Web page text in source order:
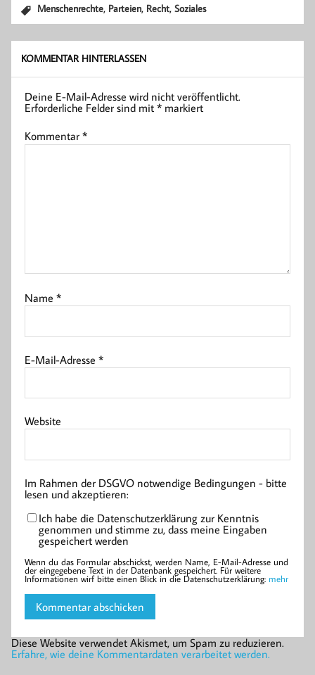
Menschenrechte, Parteien, Recht,Soziales
KOMMENTAR HINTERLASSEN
Deine E-Mail-Adresse wird nicht veröffentlicht.
Erforderliche Felder sind mit* markiert
Kommentar*
Name*
E-Mail-Adresse*
Website
Im Rahmen der DSGVO notwendige Bedingungen - bitte
lesen und akzeptieren:
Ich habe die Datenschutzerklärung zur Kenntnis
genommen und stimme zu, dass meine Eingaben
gespeichert werden
Wenn du das Formular abschickst, werden Name, E-Mail-Adresse und
der eingegebene Text in der Datenbank gespeichert. Für weitere
Informationen wirf bitte einen Blick in die Datenschutzerklärung: mehr
Diese Website verwendet Akismet, um Spam zu reduzieren.
Erfahre, wie deine Kommentardaten verarbeitet werden.